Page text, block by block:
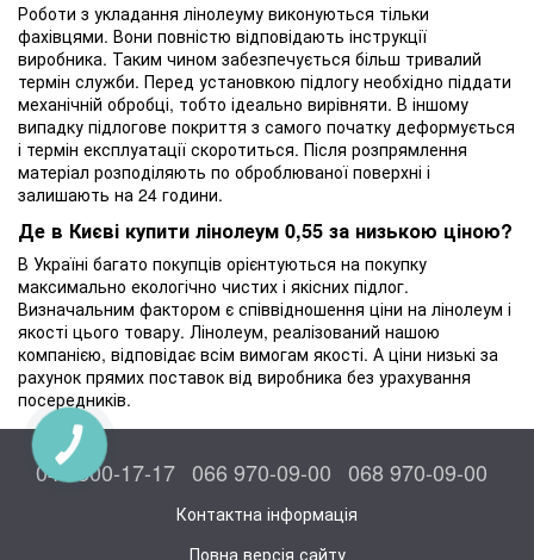
Роботи з укладання лінолеуму виконуються тільки
фахівцями. Вони повністю відповідають інструкції
виробника. Таким чином забезпечується більш тривалий
термін служби. Перед установкою підлогу необхідно піддати
механічній обробці, тобто ідеально вирівняти. В іншому
випадку підлогове покриття з самого початку деформується
і термін експлуатації скоротиться. Після розпрямлення
матеріал розподіляють по оброблюваної поверхні і
залишають на 24 години.
Де в Києві купити лінолеум 0,55 за низькою ціною?
В Україні багато покупців орієнтуються на покупку
максимально екологічно чистих і якісних підлог.
Визначальним фактором є співвідношення ціни на лінолеум і
якості цього товару. Лінолеум, реалізований нашою
компанією, відповідає всім вимогам якості. А ціни низькі за
рахунок прямих поставок від виробника без урахування
посередників.
044 300-17-17 066 970-09-00 068 970-09-00
Контактна інформація
Повна версія сайту
КНОПКА
ЗВ'ЯЗКУ